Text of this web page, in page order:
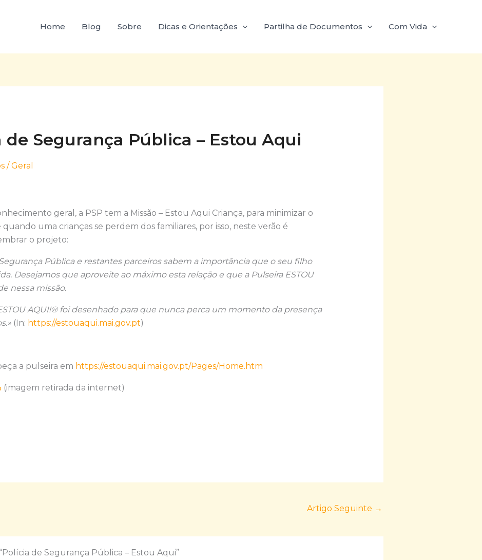
Home Blog Sobre Dicas e Orientações Partilha de Documentos Com Vida
de Segurança Pública – Estou Aqui
/Geral
geral, a PSP tem a Missão – Estou Aqui Criança, para minimizar o
quando uma crianças se perdem dos familiares, por isso, neste verão é
o projeto:
Pública e restantes parceiros sabem a importância que o seu filho
Desejamos que aproveite ao máximo esta relação e que a Pulseira ESTOU
nessa missão.
AQUI!® foi desenhado para que nunca perca um momento da presença
(In: https://estouaqui.mai.gov.pt)
a pulseira em https://estouaqui.mai.gov.pt/Pages/Home.htm
(imagem retirada da internet)
Artigo Seguinte →
de Segurança Pública – Estou Aqui”